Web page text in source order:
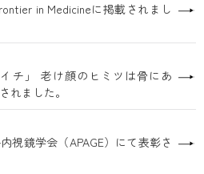
in Medicineに掲載されまし
チ」 老け顔のヒミツは骨にあ
れました。
視鏡学会（APAGE）にて表彰さ